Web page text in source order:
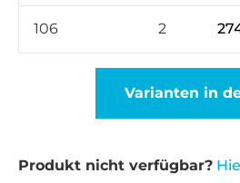
106 2
Varianten in
Produkt nicht verfügbar?